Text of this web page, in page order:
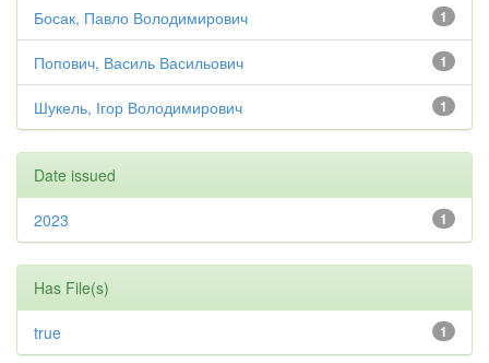
1
Босак, Павло Володимирович
1
Попович, Василь Васильович
1
Шукель, Ігор Володимирович
Date issued
1
2023
Has File(s)
1
true